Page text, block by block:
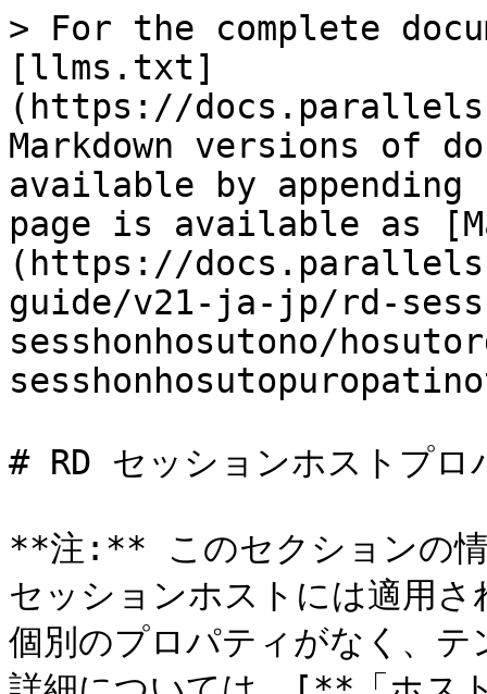
> For the complete
[llms.txt]
(https://
Markdown versions of
available by
page is available as
(https://
guide/v21-ja-jp/rd-
sesshonhosutono/
# RD セッションホストプロ
**注:** このセクションの情
セッションホストには適用
個別のプロパティがなく、